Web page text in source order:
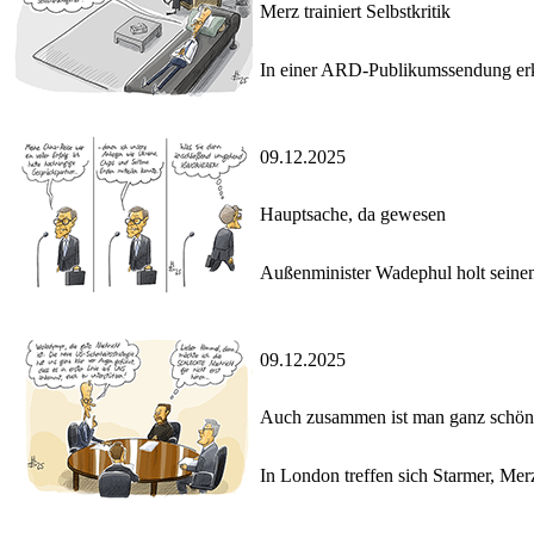
Merz trainiert Selbstkritik
In einer ARD-Publikumssendung
09.12.2025
Hauptsache, da gewesen
Außenminister Wadephul holt
09.12.2025
Auch zusammen ist man ganz
In London treffen sich Starmer,